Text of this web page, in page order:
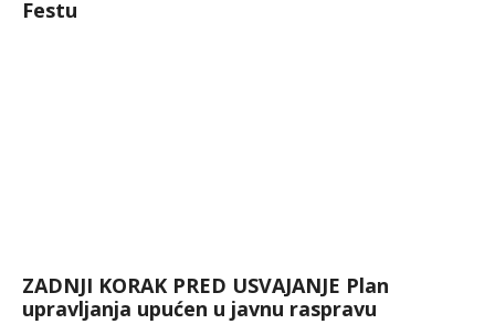
Festu
ZADNJI KORAK PRED USVAJANJE Plan
upravljanja upućen u javnu raspravu